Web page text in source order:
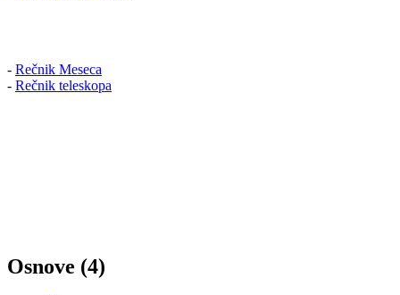
- Rečnik Meseca
- Rečnik teleskopa
Osnove (4)